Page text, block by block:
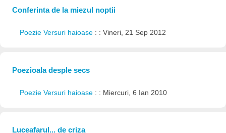
Conferinta de la miezul noptii
Poezie Versuri haioase : : Vineri, 21 Sep 2012
Poezioala desple secs
Poezie Versuri haioase : : Miercuri, 6 Ian 2010
Luceafarul... de criza